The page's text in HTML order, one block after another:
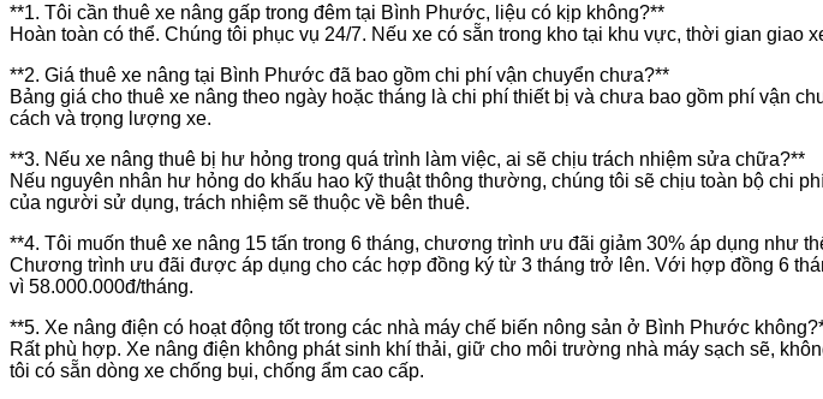
**1. Tôi cần thuê xe nâng gấp trong đêm tại Bình Phước, liệu có kịp không?**
Hoàn toàn có thể. Chúng tôi phục vụ 24/7. Nếu xe có sẵn trong kho tại khu vực, thời gian giao
**2. Giá thuê xe nâng tại Bình Phước đã bao gồm chi phí vận chuyển chưa?**
Bảng giá cho thuê xe nâng theo ngày hoặc tháng là chi phí thiết bị và chưa bao gồm phí vận
cách và trọng lượng xe.
**3. Nếu xe nâng thuê bị hư hỏng trong quá trình làm việc, ai sẽ chịu trách nhiệm sửa chữa?**
Nếu nguyên nhân hư hỏng do khấu hao kỹ thuật thông thường, chúng tôi sẽ chịu toàn bộ chi
của người sử dụng, trách nhiệm sẽ thuộc về bên thuê.
**4. Tôi muốn thuê xe nâng 15 tấn trong 6 tháng, chương trình ưu đãi giảm 30% áp dụng như
Chương trình ưu đãi được áp dụng cho các hợp đồng ký từ 3 tháng trở lên. Với hợp đồng 6
vì 58.000.000đ/tháng.
**5. Xe nâng điện có hoạt động tốt trong các nhà máy chế biến nông sản ở Bình Phước
Rất phù hợp. Xe nâng điện không phát sinh khí thải, giữ cho môi trường nhà máy sạch sẽ,
tôi có sẵn dòng xe chống bụi, chống ẩm cao cấp.